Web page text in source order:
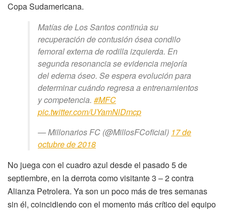
Copa Sudamericana.
Matías de Los Santos continúa su
recuperación de contusión ósea condilo
femoral externa de rodilla izquierda. En
segunda resonancia se evidencia mejoría
del edema óseo. Se espera evolución para
determinar cuándo regresa a entrenamientos
y competencia. #MFC
pic.twitter.com/UYamNlDmcp
— Millonarios FC (@MillosFCoficial) 17 de
octubre de 2018
No juega con el cuadro azul desde el pasado 5 de
septiembre, en la derrota como visitante 3 – 2 contra
Alianza Petrolera. Ya son un poco más de tres semanas
sin él, coincidiendo con el momento más crítico del equipo